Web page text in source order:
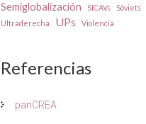
Semiglobalización SICAVs Sóviets
Ultraderecha UPs Violencia
Referencias
panCREA